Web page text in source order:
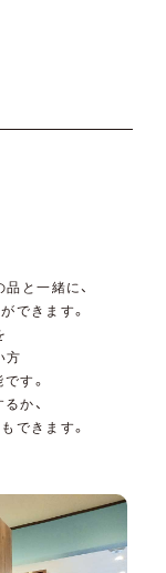
と一緒に、
できます。
方
す。
か、
できます。